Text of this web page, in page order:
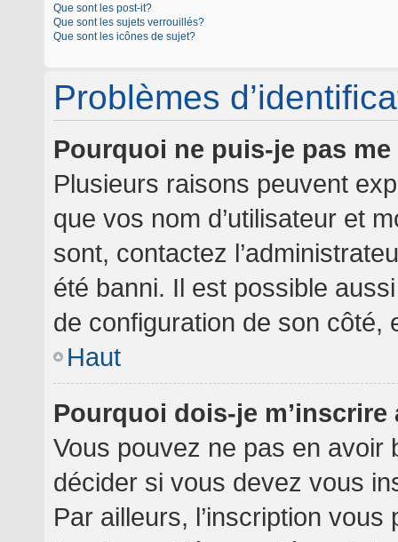
Que sont les post-it?
Que sont les sujets verrouillés?
Que sont les icônes de sujet?
Problèmes
Pourquoi ne puis-je pas
Plusieurs raisons peuvent
que vos nom d’utilisateur et
sont, contactez
été banni. Il est possible
de configuration de son côté,
Haut
Pourquoi dois-je
Vous pouvez ne pas en avoir
décider si vous devez vous
Par ailleurs, l’inscription